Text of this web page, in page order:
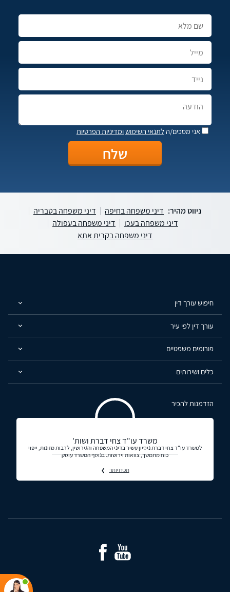
אני מסכים/הלתנאי השימושומדיניות הפרטיות
ניווט מהיר: דיני משפחה בחיפה
דיני משפחה בטבריה
דיני משפחה בעכו
דיני משפחה בעפולה
דיני משפחה בקרית אתא
חיפוש עורך דין
עורך דין לפי עיר
פורומים משפטיים
כלים ושירותים
הזדמנות להכיר
משרד עו"ד צחי דברת ושות'
למשרד עו"ד צחי דברת ניסיון עשיר בדיני המשפחה והגירושין, לרבות מזונות, ייפוי
כוח מתמשך, צוואות וירושות. בנוסף המשרד עוסק
תכירו יותר